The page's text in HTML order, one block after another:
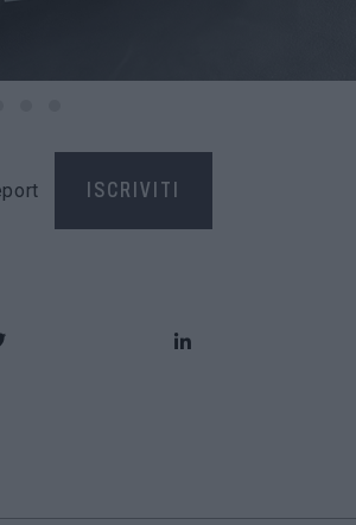
ISCRIVITI